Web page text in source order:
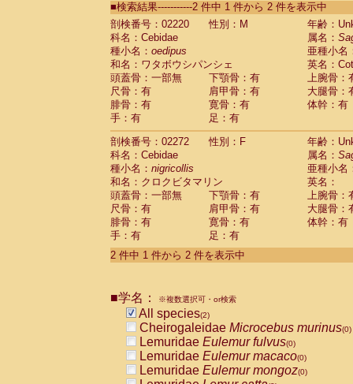
CebidaeSaguinus labiatus(0)
Cebidae Saguinus leucopus (0)
Cebidae
Cebidae
CebidaeSaguinus nigricollis (1)
Cebidae Saguinus oedipus
Cebidae Saguinus weddelli
Cebidae Saguinusspp.
Cebidae Aotus trivirgatus
Cebidae Cebus albifrons
Cebidae
CebidaeCebus capucinus
CebidaeCebus nigrivittatus
Cebidae Cebusspp.(0)
Cebidae Saimiri boliviensis
Cebidae Saimiri sciureus
Atelidae Alouatta caraya
AtelidaeAlouatta fusca
AtelidaeAlouatta seniculus
AtelidaeAteles belzebuth
AtelidaeAteles geoffroyi
AtelidaeAteles paniscus(0)
AtelidaeAtelesspp. (0)
AtelidaeLagothrix lagothricha
AtelidaeLagothrix lagothricha cana
PitheciidaeCacajao calvus
■検索結果-----------2 件中 1 件から 2 件を表示中
剖検番号：02220
性別：M
年齢：
科名：Cebidae
属名：
種小名： oedipus
亜種小名
和名：ワタボウシパンシェ
英名：
頭蓋骨：一部無
下顎骨：有
上腕骨：
尺骨：有
肩甲骨：有
大腿骨：
腓骨：有
寛骨：有
体幹：有
手：有
足：有
剖検番号：02272
性別：F
年齢：
科名：Cebidae
属名：
種小名： nigricollis
亜種小名
和名：クロクビタマリン
英名：
頭蓋骨：一部無
下顎骨：有
上腕骨：
尺骨：有
肩甲骨：有
大腿骨：
腓骨：有
寛骨：有
体幹：有
手：有
足：有
2 件中 1 件から 2 件を表示中
■学名： ※複数選択可・or検索
All species(2)
Cheirogaleidae Microcebus murinus(0)
Lemuridae Eulemur fulvus(0)
Lemuridae Eulemur macaco(0)
Lemuridae Eulemur mongoz(0)